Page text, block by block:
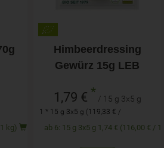
€ / 1 kg)
Himbeerdressing
Gewürz 15g LEB
1,79 € * / 15 g 3x5 g
1 * 15 g 3x5 g (119,33 € /
1 kg)
ab 6: 15 g 3x5 g 1,74 €